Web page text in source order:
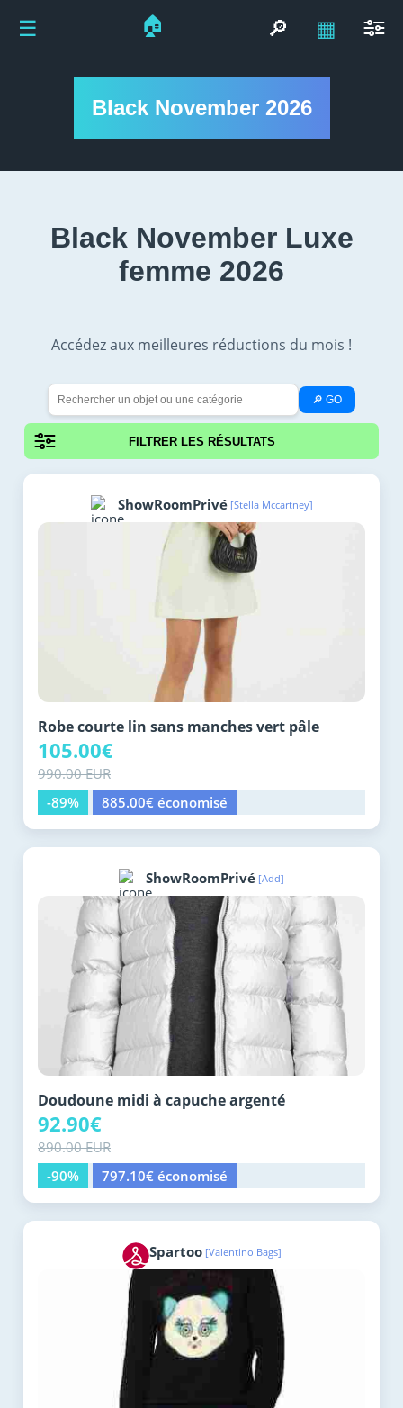
Black November 2026
Black November Luxe
femme 2026
Accédez aux meilleures réductions du mois !
🔎 GO
☰ 🏠 🔎 ▦
FILTRER LES RÉSULTATS
ShowRoomPrivé [Stella Mccartney]
Robe courte lin sans manches vert pâle
105.00€
990.00 EUR
-89%
885.00€ économisé
ShowRoomPrivé [Add]
Doudoune midi à capuche argenté
92.90€
890.00 EUR
-90%
797.10€ économisé
Spartoo [Valentino Bags]